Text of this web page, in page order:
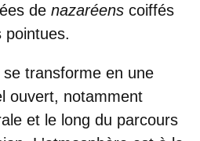
de nazaréens coiffés
pointues.
transforme en une
ouvert, notamment
et le long du parcours